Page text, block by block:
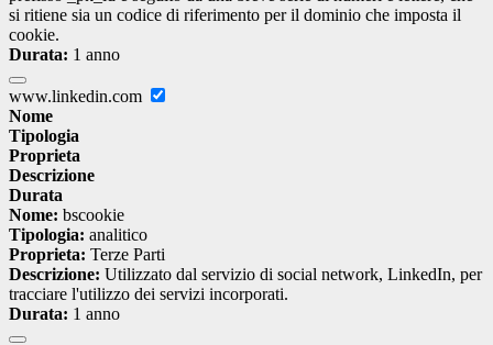
si ritiene sia un codice di riferimento per il dominio che imposta il
cookie.
Durata: 1 anno
www.linkedin.com
Nome
Tipologia
Proprieta
Descrizione
Durata
Nome: bscookie
Tipologia: analitico
Proprieta: Terze Parti
Descrizione: Utilizzato dal servizio di social network, LinkedIn, per
tracciare l'utilizzo dei servizi incorporati.
Durata: 1 anno